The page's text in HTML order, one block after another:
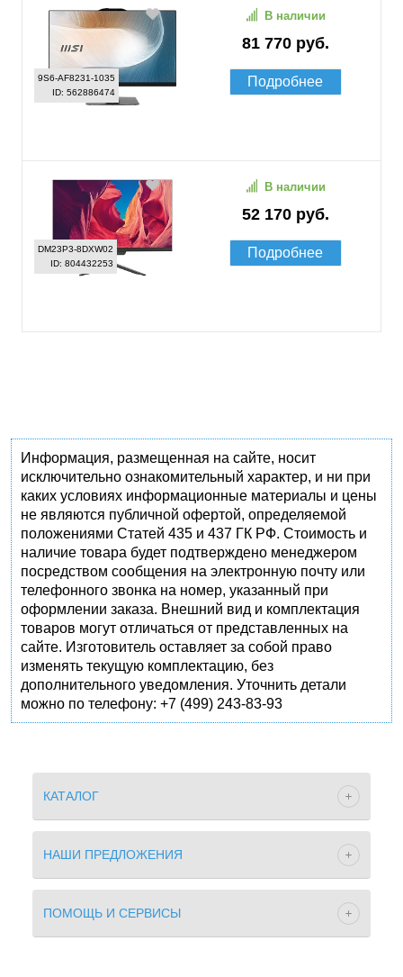
9S6-AF8231-1035
ID: 562886474
81 770 руб.
В наличии
Подробнее
DM23P3-8DXW02
ID: 804432253
52 170 руб.
В наличии
Подробнее
Информация, размещенная на сайте, носит
исключительно ознакомительный характер, и ни при
каких условиях информационные материалы и цены
не являются публичной офертой, определяемой
положениями Статей 435 и 437 ГК РФ. Стоимость и
наличие товара будет подтверждено менеджером
посредством сообщения на электронную почту или
телефонного звонка на номер, указанный при
оформлении заказа. Внешний вид и комплектация
товаров могут отличаться от представленных на
сайте. Изготовитель оставляет за собой право
изменять текущую комплектацию, без
дополнительного уведомления. Уточнить детали
можно по телефону: +7 (499) 243-83-93
КАТАЛОГ
НАШИ ПРЕДЛОЖЕНИЯ
ПОМОЩЬ И СЕРВИСЫ